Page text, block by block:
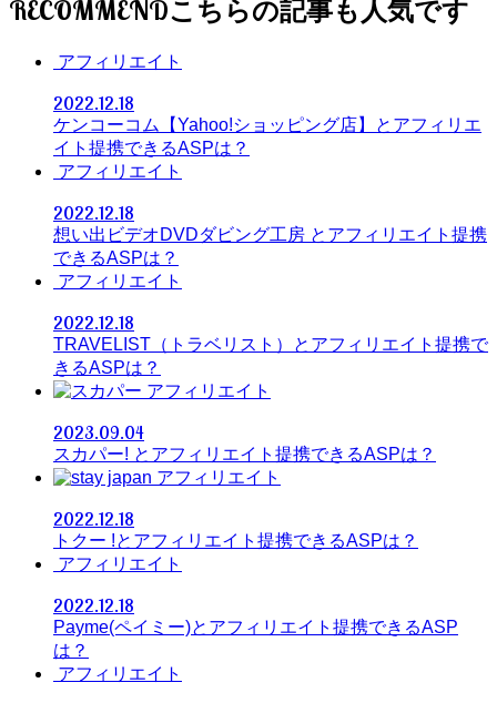
RECOMMEND
アフィリエイト
2022.12.18
ケンコーコム【Yahoo!ショッピング店】とアフィリエ
イト提携できるASPは？
アフィリエイト
2022.12.18
想い出ビデオDVDダビング工房 とアフィリエイト提携
できるASPは？
アフィリエイト
2022.12.18
TRAVELIST（トラベリスト）とアフィリエイト提携で
きるASPは？
アフィリエイト
2023.09.04
スカパー! とアフィリエイト提携できるASPは？
アフィリエイト
2022.12.18
トクー !とアフィリエイト提携できるASPは？
アフィリエイト
2022.12.18
Payme(ペイミー)とアフィリエイト提携できるASP
は？
アフィリエイト